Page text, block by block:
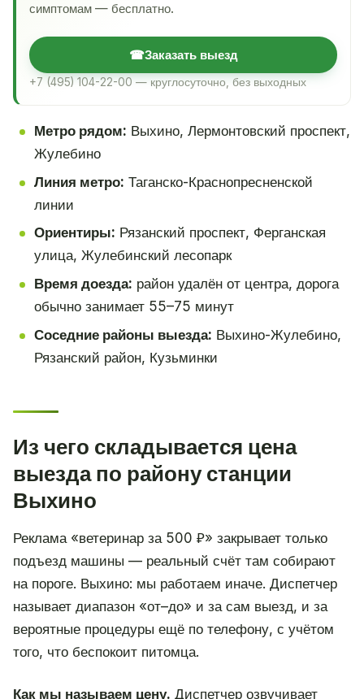
симптомам — бесплатно.
☎Заказать выезд
+7 (495) 104-22-00 — круглосуточно, без выходных
Метро рядом: Выхино, Лермонтовский проспект,
Жулебино
Линия метро: Таганско-Краснопресненской
линии
Ориентиры: Рязанский проспект, Ферганская
улица, Жулебинский лесопарк
Время доезда: район удалён от центра, дорога
обычно занимает 55–75 минут
Соседние районы выезда: Выхино-Жулебино,
Рязанский район, Кузьминки
Из чего складывается цена
выезда по району станции
Выхино
Реклама «ветеринар за 500 ₽» закрывает только
подъезд машины — реальный счёт там собирают
на пороге. Выхино: мы работаем иначе. Диспетчер
называет диапазон «от–до» и за сам выезд, и за
вероятные процедуры ещё по телефону, с учётом
того, что беспокоит питомца.
Как мы называем цену. Диспетчер озвучивает